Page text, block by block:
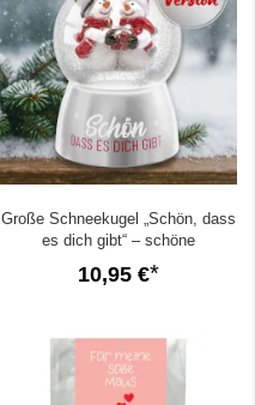
Große Schneekugel „Schön, dass
es dich gibt“ – schöne
Weihnachtsdeko und Geschenkidee
10,95 €